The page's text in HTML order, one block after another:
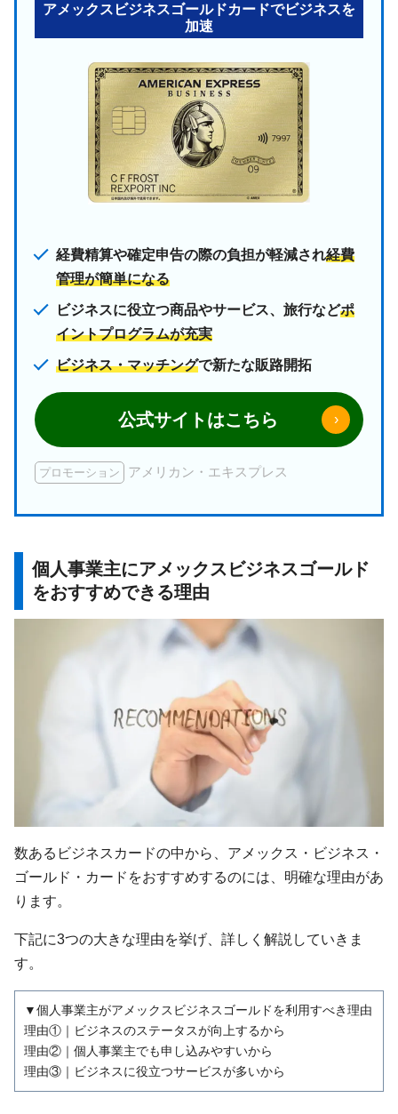
アメックスビジネスゴールドカードでビジネスを
加速
経費精算や確定申告の際の負担が軽減され経費
管理が簡単になる
ビジネスに役立つ商品やサービス、旅行などポ
イントプログラムが充実
ビジネス・マッチングで新たな販路開拓
公式サイトはこちら ›
プロモーション アメリカン・エキスプレス
個人事業主にアメックスビジネスゴールド
をおすすめできる理由
数あるビジネスカードの中から、アメックス・ビジネス・
ゴールド・カードをおすすめするのには、明確な理由があ
ります。
下記に3つの大きな理由を挙げ、詳しく解説していきま
す。
▼個人事業主がアメックスビジネスゴールドを利用すべき理由
理由①｜ビジネスのステータスが向上するから
理由②｜個人事業主でも申し込みやすいから
理由③｜ビジネスに役立つサービスが多いから